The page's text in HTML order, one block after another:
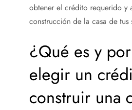
obtener el crédito requerido y
construcción de la casa de tus
¿Qué es y
elegir un
construir una